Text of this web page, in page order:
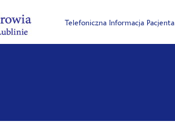
Telefoniczna Informacja Pacjenta